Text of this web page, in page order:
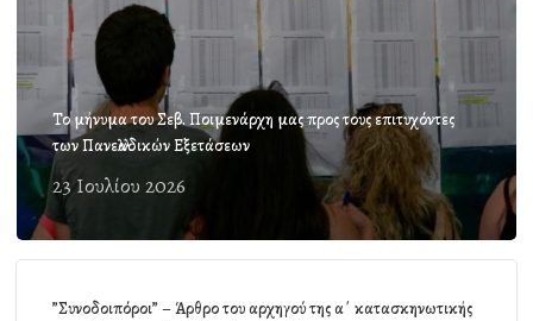
Το μήνυμα του Σεβ. Ποιμενάρχη μας προς τους επιτυχόντες
των Πανελλαδικών Εξετάσεων
23 Ιουλίου 2026
”Συνοδοιπόροι” – Άρθρο του αρχηγού της α΄ κατασκηνωτικής